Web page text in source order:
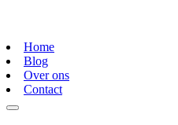
Home
Blog
Over ons
Contact